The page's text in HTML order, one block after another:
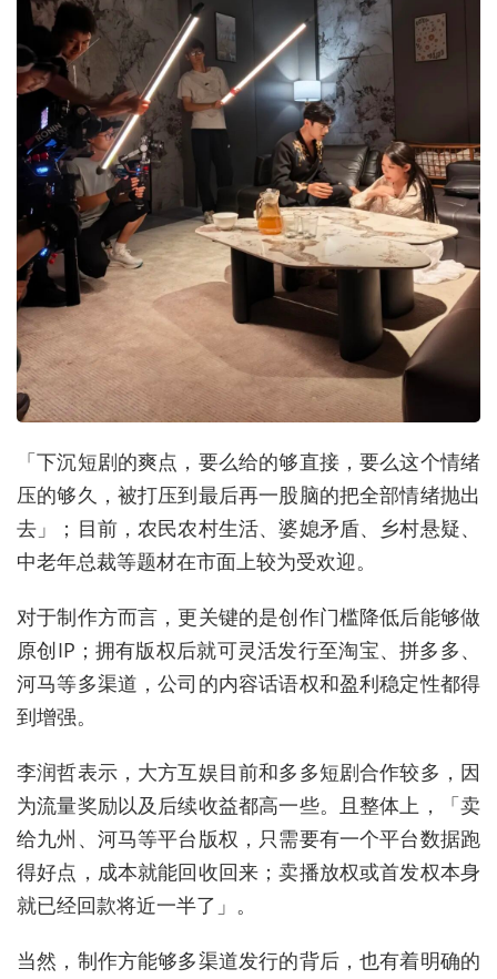
「下沉短剧的爽点，要么给的够直接，要么这个情绪
压的够久，被打压到最后再一股脑的把全部情绪抛出
去」；目前，农民农村生活、婆媳矛盾、乡村悬疑、
中老年总裁等题材在市面上较为受欢迎。
对于制作方而言，更关键的是创作门槛降低后能够做
原创IP；拥有版权后就可灵活发行至淘宝、拼多多、
河马等多渠道，公司的内容话语权和盈利稳定性都得
到增强。
李润哲表示，大方互娱目前和多多短剧合作较多，因
为流量奖励以及后续收益都高一些。且整体上，「卖
给九州、河马等平台版权，只需要有一个平台数据跑
得好点，成本就能回收回来；卖播放权或首发权本身
就已经回款将近一半了」。
当然，制作方能够多渠道发行的背后，也有着明确的